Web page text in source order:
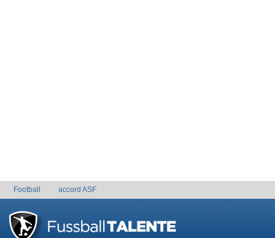
Football accord ASF